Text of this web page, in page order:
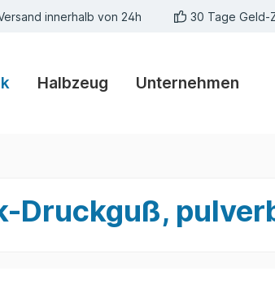
innerhalb von 24h 30 Tage Geld-
Halbzeug Unternehmen
Druckguß,